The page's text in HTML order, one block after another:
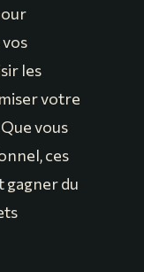
les
votre
vous
ces
gagner du